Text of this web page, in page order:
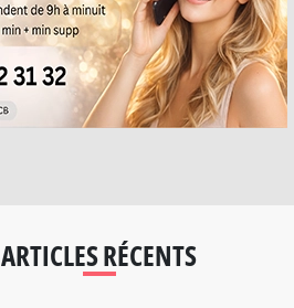
ARTICLES RÉCENTS